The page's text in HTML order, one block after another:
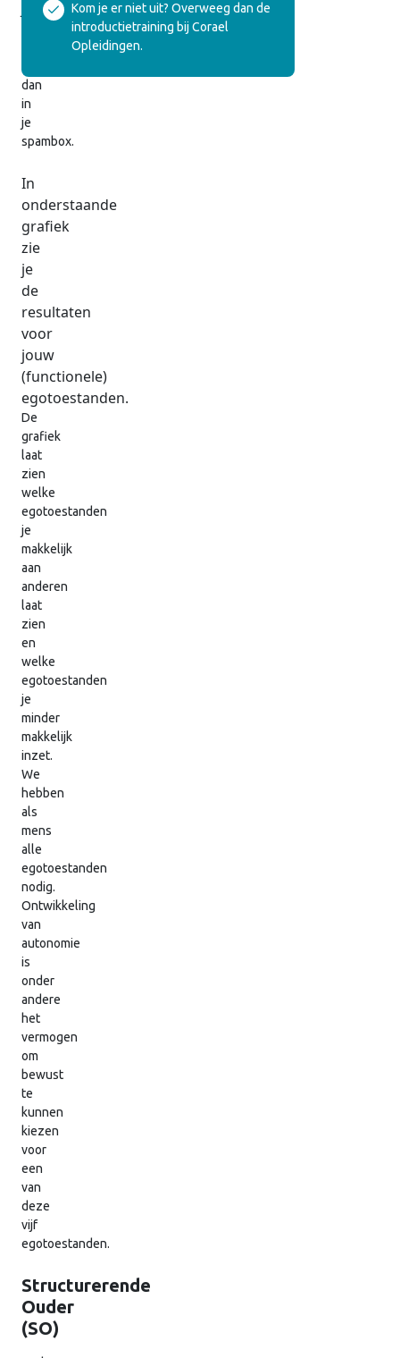
dan
in
je
spambox.
In
onderstaande
grafiek
zie
je
de
resultaten
voor
jouw
(functionele)
egotoestanden.
De
grafiek
laat
zien
welke
egotoestanden
je
makkelijk
aan
anderen
laat
zien
en
welke
egotoestanden
je
minder
makkelijk
inzet.
We
hebben
als
mens
alle
egotoestanden
nodig.
Ontwikkeling
van
autonomie
is
onder
andere
het
vermogen
om
bewust
te
kunnen
kiezen
voor
een
van
deze
vijf
egotoestanden.
Structurerende
Ouder
(SO)
Kom je er niet uit? Overweeg dan de
introductietraining bij Corael
Opleidingen.